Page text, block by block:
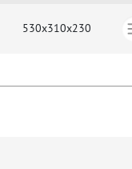
530x310x230